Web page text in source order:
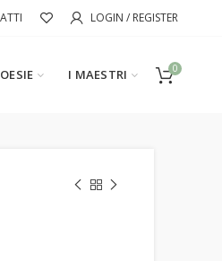
LOGIN / REGISTER
I MAESTRI 0